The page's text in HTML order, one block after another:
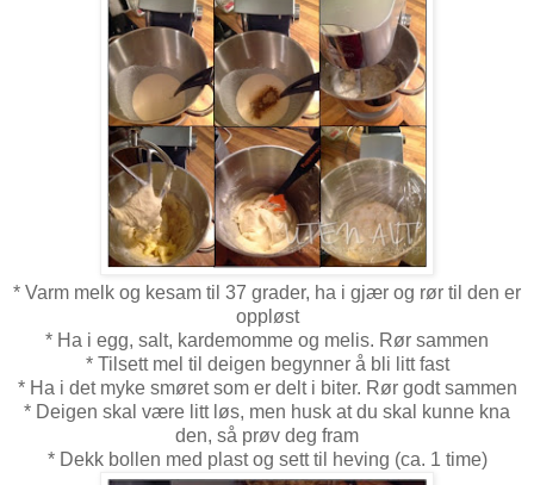
* Varm melk og kesam til 37 grader, ha i gjær og rør til den er
oppløst
* Ha i egg, salt, kardemomme og melis. Rør sammen
* Tilsett mel til deigen begynner å bli litt fast
* Ha i det myke smøret som er delt i biter. Rør godt sammen
* Deigen skal være litt løs, men husk at du skal kunne kna
den, så prøv deg fram
* Dekk bollen med plast og sett til heving (ca. 1 time)